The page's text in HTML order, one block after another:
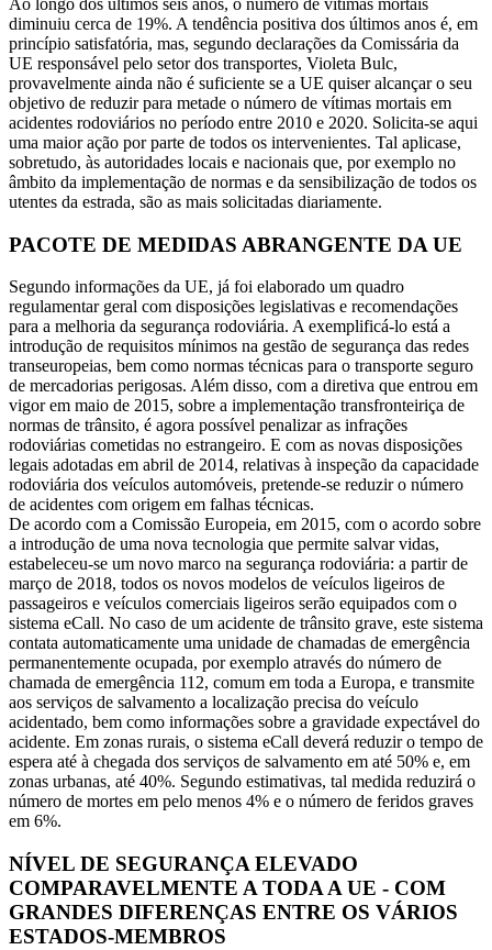
Ao longo dos últimos seis anos, o número de vítimas mortais
diminuiu cerca de 19%. A tendência positiva dos últimos anos é, em
princípio satisfatória, mas, segundo declarações da Comissária da
UE responsável pelo setor dos transportes, Violeta Bulc,
provavelmente ainda não é suficiente se a UE quiser alcançar o seu
objetivo de reduzir para metade o número de vítimas mortais em
acidentes rodoviários no período entre 2010 e 2020. Solicita-se aqui
uma maior ação por parte de todos os intervenientes. Tal aplicase,
sobretudo, às autoridades locais e nacionais que, por exemplo no
âmbito da implementação de normas e da sensibilização de todos os
utentes da estrada, são as mais solicitadas diariamente.
PACOTE DE MEDIDAS ABRANGENTE DA UE
Segundo informações da UE, já foi elaborado um quadro
regulamentar geral com disposições legislativas e recomendações
para a melhoria da segurança rodoviária. A exemplificá-lo está a
introdução de requisitos mínimos na gestão de segurança das redes
transeuropeias, bem como normas técnicas para o transporte seguro
de mercadorias perigosas. Além disso, com a diretiva que entrou em
vigor em maio de 2015, sobre a implementação transfronteiriça de
normas de trânsito, é agora possível penalizar as infrações
rodoviárias cometidas no estrangeiro. E com as novas disposições
legais adotadas em abril de 2014, relativas à inspeção da capacidade
rodoviária dos veículos automóveis, pretende-se reduzir o número
de acidentes com origem em falhas técnicas.
De acordo com a Comissão Europeia, em 2015, com o acordo sobre
a introdução de uma nova tecnologia que permite salvar vidas,
estabeleceu-se um novo marco na segurança rodoviária: a partir de
março de 2018, todos os novos modelos de veículos ligeiros de
passageiros e veículos comerciais ligeiros serão equipados com o
sistema eCall. No caso de um acidente de trânsito grave, este sistema
contata automaticamente uma unidade de chamadas de emergência
permanentemente ocupada, por exemplo através do número de
chamada de emergência 112, comum em toda a Europa, e transmite
aos serviços de salvamento a localização precisa do veículo
acidentado, bem como informações sobre a gravidade expectável do
acidente. Em zonas rurais, o sistema eCall deverá reduzir o tempo de
espera até à chegada dos serviços de salvamento em até 50% e, em
zonas urbanas, até 40%. Segundo estimativas, tal medida reduzirá o
número de mortes em pelo menos 4% e o número de feridos graves
em 6%.
NÍVEL DE SEGURANÇA ELEVADO
COMPARAVELMENTE A TODA A UE - COM
GRANDES DIFERENÇAS ENTRE OS VÁRIOS
ESTADOS-MEMBROS